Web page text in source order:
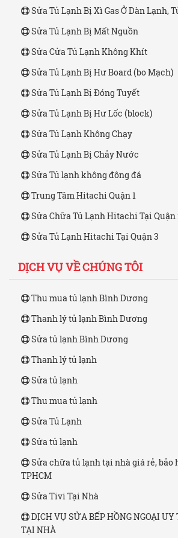
Sửa Tủ Lạnh Bị Xì Gas Ở Dàn Lạnh,
Sửa Tủ Lạnh Bị Mất Nguồn
Sửa Cửa Tủ Lạnh Không Khít
Sửa Tủ Lạnh Bị Hư Board (bo Mạch)
Sửa Tủ Lạnh Bị Đóng Tuyết
Sửa Tủ Lạnh Bị Hư Lốc (block)
Sửa Tủ Lạnh Không Chạy
Sửa Tủ Lạnh Bị Chảy Nước
Sửa Tủ lạnh không đông đá
Trung Tâm Hitachi Quận 1
Sửa Chữa Tủ Lạnh Hitachi Tại Quận
Sửa Tủ Lạnh Hitachi Tại Quận 3
DỊCH VỤ VỀ CHÚNG TÔI
Thu mua tủ lạnh Bình Dương
Thanh lý tủ lạnh Bình Dương
Sửa tủ lạnh Bình Dương
Thanh lý tủ lạnh
Sửa tủ lạnh
Thu mua tủ lạnh
Sửa Tủ Lạnh
Sửa tủ lạnh
Sửa chữa tủ lạnh tại nhà giá rẻ, bảo
TPHCM
Sửa Tivi Tại Nhà
DỊCH VỤ SỬA BẾP HỒNG NGOẠI
TẠI NHÀ